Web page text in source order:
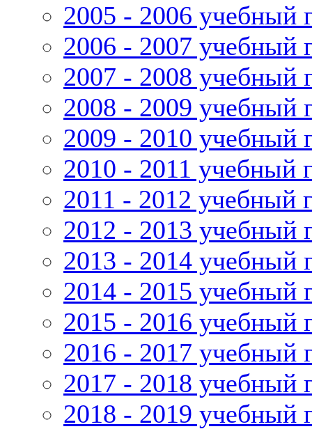
2005 - 2006 учебный
2006 - 2007 учебный
2007 - 2008 учебный
2008 - 2009 учебный
2009 - 2010 учебный
2010 - 2011 учебный
2011 - 2012 учебный
2012 - 2013 учебный
2013 - 2014 учебный
2014 - 2015 учебный
2015 - 2016 учебный
2016 - 2017 учебный
2017 - 2018 учебный
2018 - 2019 учебный